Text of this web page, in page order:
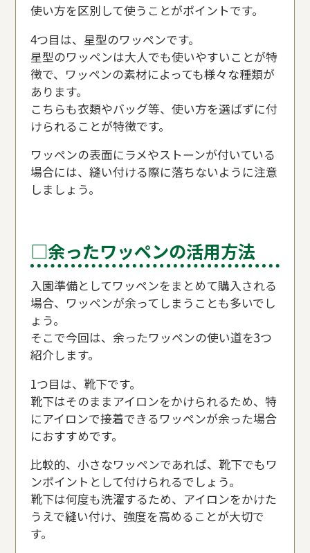
使い方を区別して使うことがポイントです。
4つ目は、星型のワッペンです。
星型のワッペンは大人でも使いやすいことが特
徴で、ワッペンの素材によっても様々な種類が
あります。
こちらも衣類やバッグ等、使い方を選ばずに付
けられることが特徴です。
ワッペンの表面にラメやストーンが付いている
場合には、縫い付ける際に落ちないように注意
しましょう。
□余ったワッペンの活用方法
入園準備としてワッペンをまとめて購入される
場合、ワッペンが余ってしまうことも多いでし
ょう。
そこで今回は、余ったワッペンの使い道を3つ
紹介します。
1つ目は、靴下です。
靴下はそのままアイロンをかけられるため、特
にアイロンで接着できるワッペンが余った場合
におすすめです。
比較的、小さなワッペンであれば、靴下でもワ
ンポイントとして付けられるでしょう。
靴下は何度も洗濯するため、アイロンをかけた
うえで縫い付け、強度を高めることが大切で
す。